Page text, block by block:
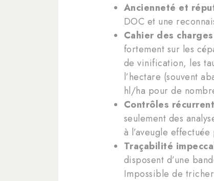
Ancienneté et
DOC et une
Cahier des
fortement sur les
de vinification, les
l’hectare (souvent
hl/ha pour de
Contrôles
seulement des
à l’aveugle
Traçabilité
disposent d’une
Impossible de